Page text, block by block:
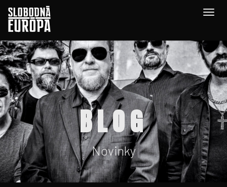
BLOG
Novinky